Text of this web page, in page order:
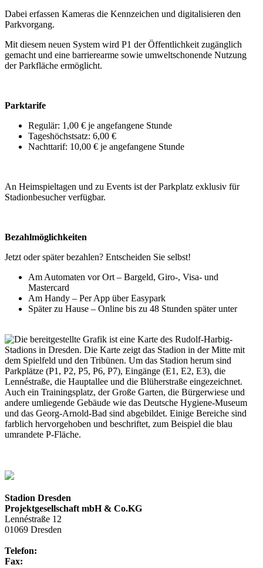
Dabei erfassen Kameras die Kennzeichen und digitalisieren den
Parkvorgang.
Mit diesem neuen System wird P1 der Öffentlichkeit zugänglich
gemacht und eine barrierearme sowie umweltschonende Nutzung
der Parkfläche ermöglicht.
Parktarife
Regulär: 1,00 € je angefangene Stunde
Tageshöchstsatz: 6,00 €
Nachttarif: 10,00 € je angefangene Stunde
An Heimspieltagen und zu Events ist der Parkplatz exklusiv für
Stadionbesucher verfügbar.
Bezahlmöglichkeiten
Jetzt oder später bezahlen? Entscheiden Sie selbst!
Am Automaten vor Ort – Bargeld, Giro-, Visa- und
Mastercard
Am Handy – Per App über Easypark
Später zu Hause – Online bis zu 48 Stunden später unter
Stadion Dresden
Projektgesellschaft mbH & Co.KG
Lennéstraße 12
01069 Dresden
Telefon:
Fax: